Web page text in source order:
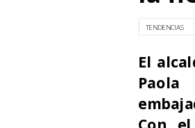
TENDENCIAS
El
Con